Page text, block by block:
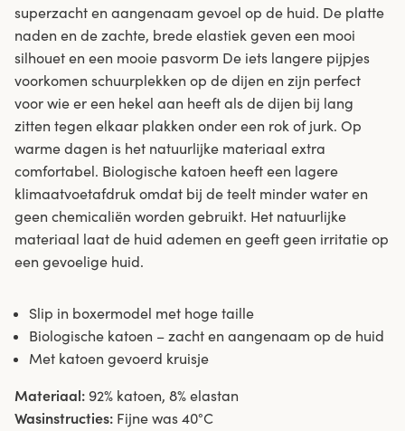
superzacht en aangenaam gevoel op de huid. De platte
naden en de zachte, brede elastiek geven een mooi
silhouet en een mooie pasvorm De iets langere pijpjes
voorkomen schuurplekken op de dijen en zijn perfect
voor wie er een hekel aan heeft als de dijen bij lang
zitten tegen elkaar plakken onder een rok of jurk. Op
warme dagen is het natuurlijke materiaal extra
comfortabel. Biologische katoen heeft een lagere
klimaatvoetafdruk omdat bij de teelt minder water en
geen chemicaliën worden gebruikt. Het natuurlijke
materiaal laat de huid ademen en geeft geen irritatie op
een gevoelige huid.
Slip in boxermodel met hoge taille
Biologische katoen – zacht en aangenaam op de huid
Met katoen gevoerd kruisje
Materiaal: 92% katoen, 8% elastan
Wasinstructies: Fijne was 40°C